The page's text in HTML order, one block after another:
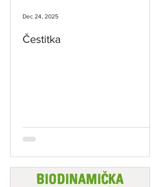
Čestitka
Dec 24, 2025